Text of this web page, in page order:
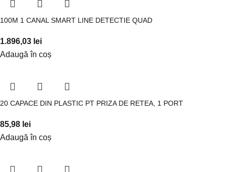
100M 1 CANAL SMART LINE DETECTIE QUAD
1.896,03 lei
Adaugă în coș
20 CAPACE DIN PLASTIC PT PRIZA DE RETEA, 1 PORT
85,98 lei
Adaugă în coș